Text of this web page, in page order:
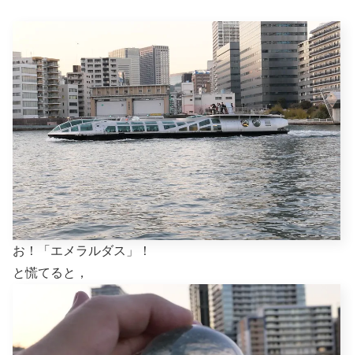
お！「エメラルダス」！
と慌てると，